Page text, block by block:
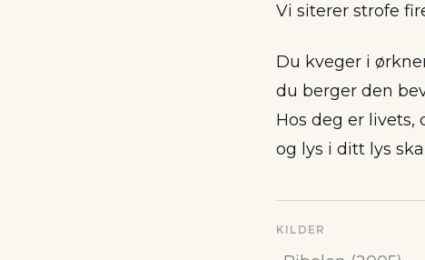
Vi siterer strofe
Du kveger i
du berger den
Hos deg er livets,
og lys i ditt lys
KILDER